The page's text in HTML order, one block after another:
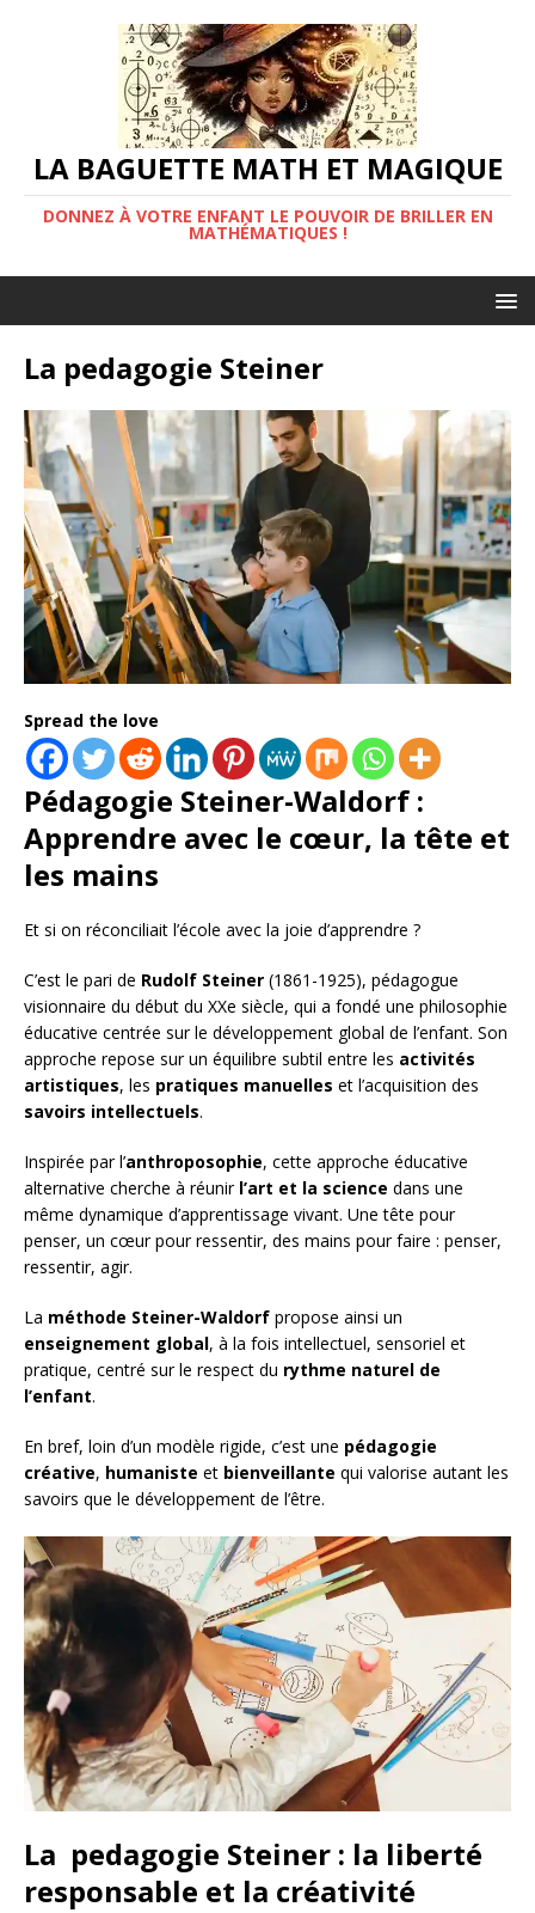
LA BAGUETTE MATH ET MAGIQUE
DONNEZ À VOTRE ENFANT LE POUVOIR DE BRILLER EN
MATHÉMATIQUES !
La pedagogie Steiner
Spread the love
Pédagogie Steiner-Waldorf :
Apprendre avec le cœur, la tête et
les mains
Et si on réconciliait l’école avec la joie d’apprendre ?
C’est le pari de Rudolf Steiner (1861-1925), pédagogue
visionnaire du début du XXe siècle, qui a fondé une philosophie
éducative centrée sur le développement global de l’enfant. Son
approche repose sur un équilibre subtil entre les activités
artistiques, les pratiques manuelles et l’acquisition des
savoirs intellectuels.
Inspirée par l’anthroposophie, cette approche éducative
alternative cherche à réunir l’art et la science dans une
même dynamique d’apprentissage vivant. Une tête pour
penser, un cœur pour ressentir, des mains pour faire : penser,
ressentir, agir.
La méthode Steiner-Waldorf propose ainsi un
enseignement global, à la fois intellectuel, sensoriel et
pratique, centré sur le respect du rythme naturel de
l’enfant.
En bref, loin d’un modèle rigide, c’est une pédagogie
créative, humaniste et bienveillante qui valorise autant les
savoirs que le développement de l’être.
La pedagogie Steiner : la liberté
responsable et la créativité